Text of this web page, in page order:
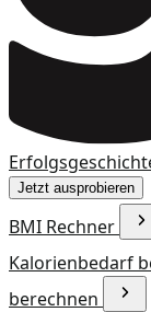
Jetzt ausprobieren
BMI Rechner
Kalorienbedarf
berechnen